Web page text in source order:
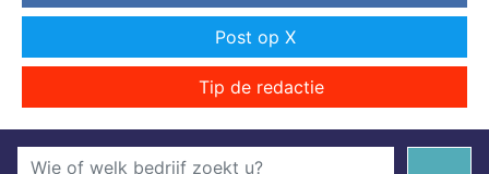
Post op X
Tip de redactie